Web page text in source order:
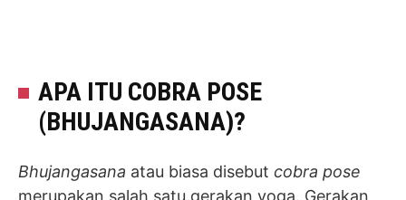
APA ITU COBRA POSE
(BHUJANGASANA)?
Bhujangasana atau biasa disebut cobra pose
merupakan salah satu gerakan yoga. Gerakan